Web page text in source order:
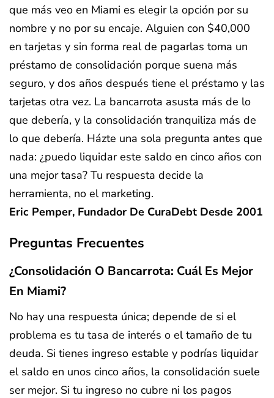
que más veo en Miami es elegir la opción por su
nombre y no por su encaje. Alguien con $40,000
en tarjetas y sin forma real de pagarlas toma un
préstamo de consolidación porque suena más
seguro, y dos años después tiene el préstamo y las
tarjetas otra vez. La bancarrota asusta más de lo
que debería, y la consolidación tranquiliza más de
lo que debería. Házte una sola pregunta antes que
nada: ¿puedo liquidar este saldo en cinco años con
una mejor tasa? Tu respuesta decide la
herramienta, no el marketing.
Eric Pemper, Fundador De CuraDebt Desde 2001
Preguntas Frecuentes
¿Consolidación O Bancarrota: Cuál Es Mejor
En Miami?
No hay una respuesta única; depende de si el
problema es tu tasa de interés o el tamaño de tu
deuda. Si tienes ingreso estable y podrías liquidar
el saldo en unos cinco años, la consolidación suele
ser mejor. Si tu ingreso no cubre ni los pagos